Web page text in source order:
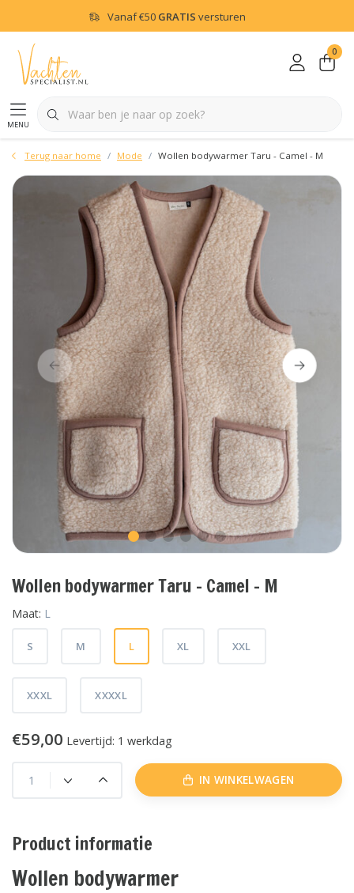
Vanaf€50 GRATIS versturen
menu
0
Terug naar home Mode Wollen bodywarmer Taru - Camel - M
Wollen bodywarmer Taru - Camel - M
Maat: L
S M L XL XXL
XXXL XXXXL
€59,00 Levertijd: 1 werkdag
IN WINKELWAGEN
Product informatie
Wollen bodywarmer